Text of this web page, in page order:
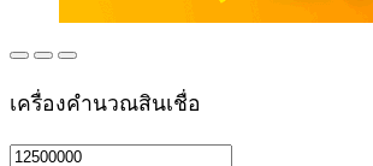
เครื่องคำนวณสินเชื่อ